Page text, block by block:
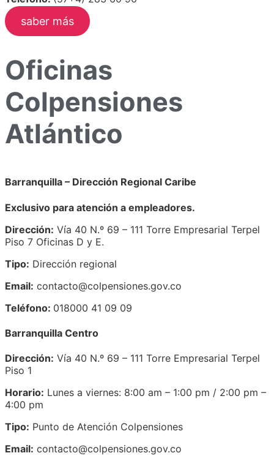
saber más
Oficinas
Colpensiones
Atlántico
Barranquilla – Dirección Regional Caribe
Exclusivo para atención a empleadores.
Dirección: Vía 40 N.º 69 – 111 Torre Empresarial Terpel
Piso 7 Oficinas D y E.
Tipo: Dirección regional
Email: contacto@colpensiones.gov.co
Teléfono: 018000 41 09 09
Barranquilla Centro
Dirección: Vía 40 N.º 69 – 111 Torre Empresarial Terpel
Piso 1
Horario: Lunes a viernes: 8:00 am – 1:00 pm / 2:00 pm –
4:00 pm
Tipo: Punto de Atención Colpensiones
Email: contacto@colpensiones.gov.co